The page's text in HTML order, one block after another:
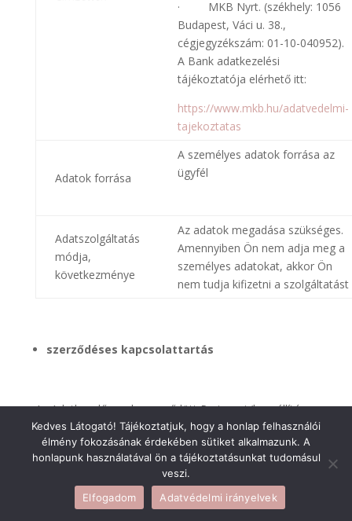
· MKB Nyrt. (székhely: 1056
Budapest, Váci u. 38.,
cégjegyzékszám: 01-10-040952).
A Bank adatkezelési
tájékoztatója elérhető itt:
https://www.mkb.hu/adatvedelmi-
tajekoztatas
Adatok forrása
A személyes adatok forrása az
ügyfél
Adatszolgáltatás
módja,
következménye
Az adatok megadása szükséges.
Amennyiben Ön nem adja meg a
személyes adatokat, akkor Ön
nem tudja kifizetni a szolgáltatást
szerződéses kapcsolattartás
Az Adatkezelő a vele szerződött Partnerei (beszállító,
ügyfél) esetében a szerződésben rögzített
kapcsolattartóján keresztül folytat kommunikációt, és
tart fenn üzleti kapcsolatot.
Kedves Látogató! Tájékoztatjuk, hogy a honlap felhasználói
élmény fokozásának érdekében sütiket alkalmazunk. A
honlapunk használatával ön a tájékoztatásunkat tudomásul
veszi.
Elfogadom
Adatvédelmi irányelvek